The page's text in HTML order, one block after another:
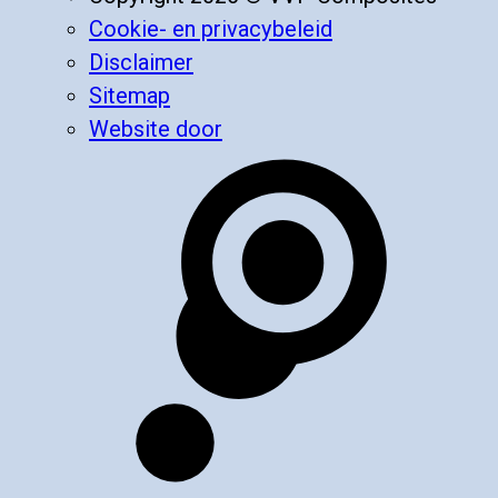
Cookie- en privacybeleid
Disclaimer
Sitemap
Website door